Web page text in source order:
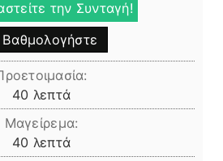
την Συνταγή!
40 λεπτά
λεπτά
Μαγείρεμα:
40 λεπτά
λεπτά